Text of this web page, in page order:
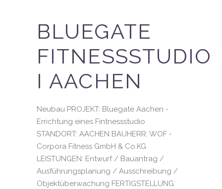
BLUEGATE
FITNESSSTUDIO
I AACHEN
Neubau PROJEKT: Bluegate Aachen -
Errichtung eines Fintnessstudio
STANDORT: AACHEN BAUHERR: WOF -
Corpora Fitness GmbH & Co.KG
LEISTUNGEN: Entwurf / Bauantrag /
Ausführungsplanung / Ausschreibung /
Objektüberwachung FERTIGSTELLUNG: